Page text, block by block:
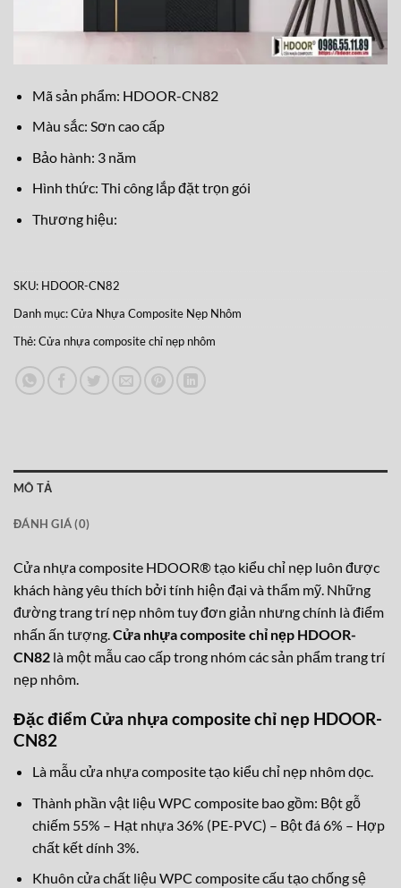
Mã sản phẩm: HDOOR-CN82
Màu sắc: Sơn cao cấp
Bảo hành: 3 năm
Hình thức: Thi công lắp đặt trọn gói
Thương hiệu:
SKU: HDOOR-CN82
Danh mục:Cửa Nhựa Composite Nẹp Nhôm
Thẻ:Cửa nhựa composite chỉ nẹp nhôm
MÔ TẢ
ĐÁNH GIÁ (0)
Cửa nhựa composite HDOOR® tạo kiểu chỉ nẹp luôn được
khách hàng yêu thích bởi tính hiện đại và thẩm mỹ. Những
đường trang trí nẹp nhôm tuy đơn giản nhưng chính là điểm
nhấn ấn tượng. Cửa nhựa composite chỉ nẹp HDOOR-
CN82 là một mẫu cao cấp trong nhóm các sản phẩm trang trí
nẹp nhôm.
Đặc điểm Cửa nhựa composite chỉ nẹp HDOOR-
CN82
Là mẫu cửa nhựa composite tạo kiểu chỉ nẹp nhôm dọc.
Thành phần vật liệu WPC composite bao gồm: Bột gỗ
chiếm 55% – Hạt nhựa 36% (PE-PVC) – Bột đá 6% – Hợp
chất kết dính 3%.
Khuôn cửa chất liệu WPC composite cấu tạo chống sệ